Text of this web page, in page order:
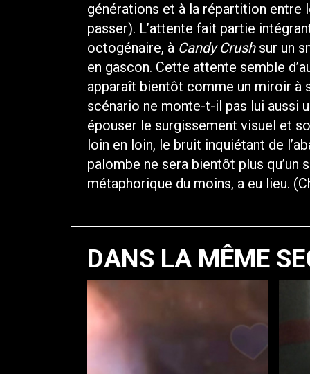
générations et à la répartition
passer). L’attente fait partie
octogénaire, à Candy Crushsur un
en gascon. Cette attente semble
apparaît bientôt comme un miroir à
scénario ne monte-t-il pas lui aussi
épouser le surgissement visuel et
loin en loin, le bruit inquiétant de
palombe ne sera bientôt plus qu’un
métaphorique du moins, a eu lieu.
DANS LA MÊME